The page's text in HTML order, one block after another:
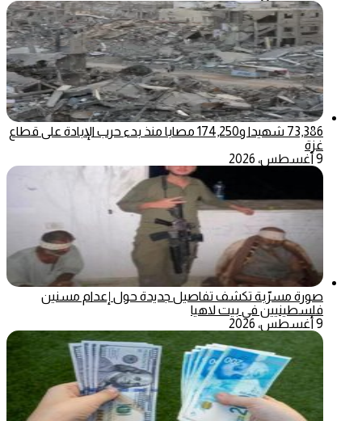
73,386 شهيدا و174,250 مصابا منذ بدء حرب الإبادة على قطاع
غزة
9 أغسطس، 2026
صورة مسرّبة تكشف تفاصيل جديدة حول إعدام مسنين
فلسطينيين في بيت لاهيا
9 أغسطس، 2026